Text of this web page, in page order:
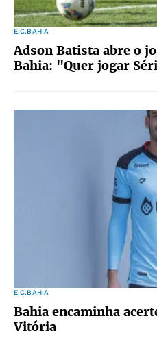
E.C.BAHIA
Adson Batista abre o
Bahia: "Quer jogar
E.C.BAHIA
Bahia encaminha
Vitória